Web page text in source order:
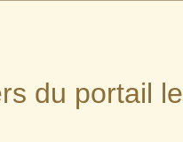
du portail